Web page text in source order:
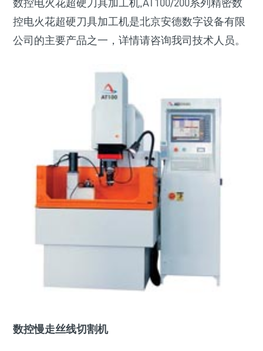
控电火花超硬刀具加工机是北京安德数字设备有限
公司的主要产品之一，详情请咨询我司技术人员。
数控慢走丝线切割机